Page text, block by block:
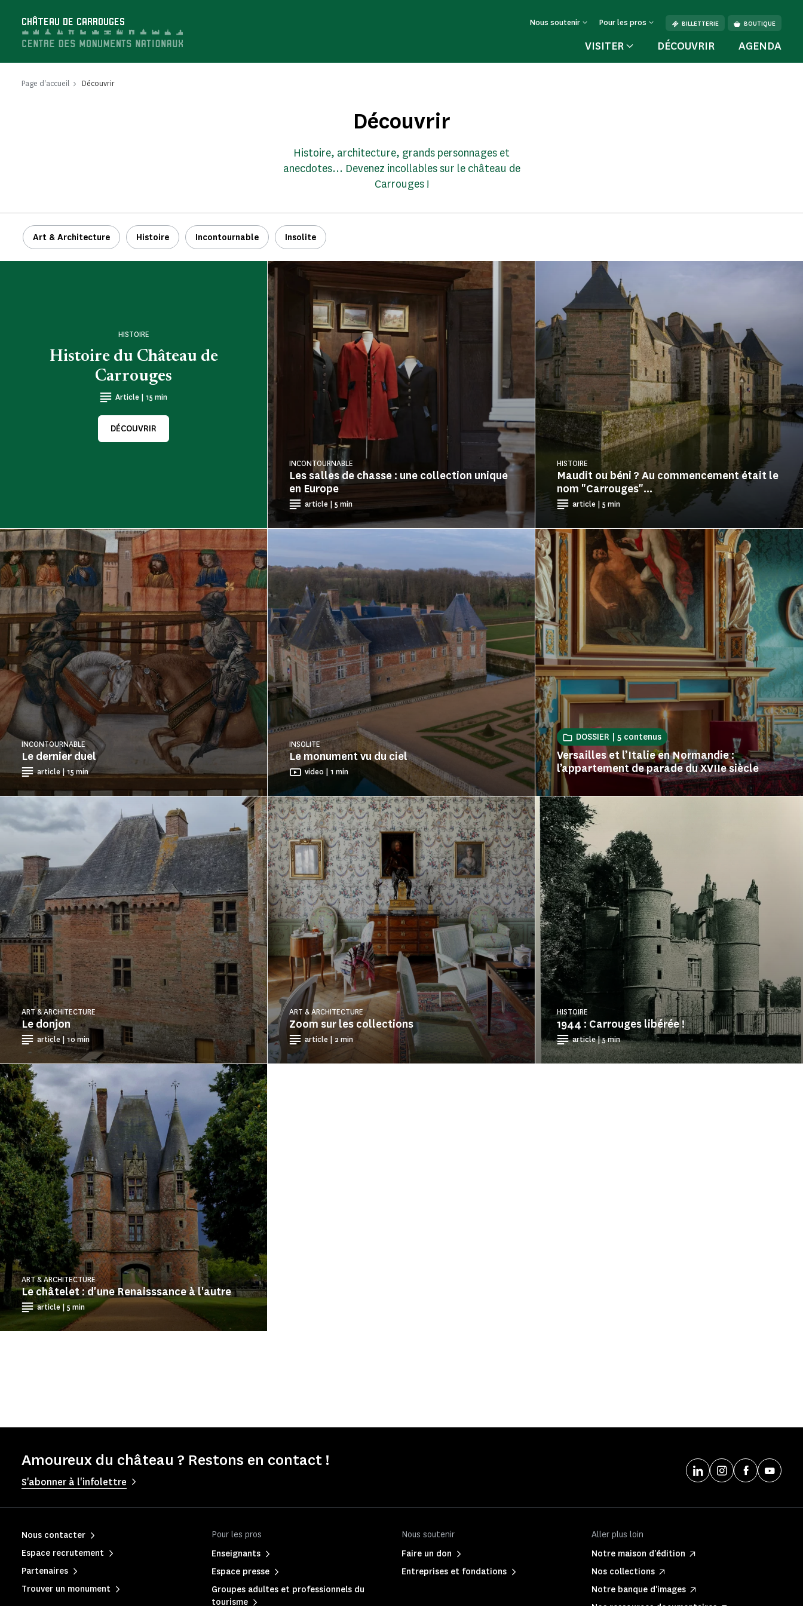
CHÂTEAU DE CARROUGES Nous soutenir Pour les pros BILLETTERIE BOUTIQUE
VISITER DÉCOUVRIR AGENDA
Page d'accueil Découvrir
Découvrir
Histoire, architecture, grands personnages et
anecdotes... Devenez incollables sur le château de
Carrouges !
Art & Architecture Histoire Incontournable Insolite
Histoire du Château de
Carrouges
HISTOIRE
Article | 15 min
DÉCOUVRIR
Les salles de chasse : une collection unique
en Europe
INCONTOURNABLE
article | 5 min
Maudit ou béni ? Au commencement était le
nom "Carrouges"...
HISTOIRE
article | 5 min
Le dernier duel
INCONTOURNABLE
article | 15 min
Le monument vu du ciel
INSOLITE
video | 1 min
Versailles et l’Italie en Normandie :
l’appartement de parade du XVIIe siècle
DOSSIER | 5 contenus
Le donjon
ART & ARCHITECTURE
article | 10 min
Zoom sur les collections
ART & ARCHITECTURE
article | 2 min
1944 : Carrouges libérée !
HISTOIRE
article | 5 min
Le châtelet : d'une Renaisssance à l'autre
ART & ARCHITECTURE
article | 5 min
Amoureux du château ? Restons en contact !
S'abonner à l'infolettre
Pour les pros
Enseignants
Espace presse
Groupes adultes et professionnels du
tourisme
Nous soutenir
Faire un don
Entreprises et fondations
Aller plus loin
Notre maison d'édition
Nos collections
Notre banque d'images
Nous contacter
Espace recrutement
Partenaires
Trouver un monument